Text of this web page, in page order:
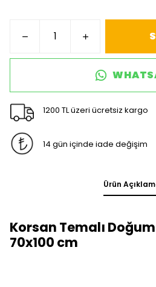
1200 TL üzeri ücretsiz kargo
14 gün içinde iade değişim
Ürün
Korsan Temalı
70x100 cm